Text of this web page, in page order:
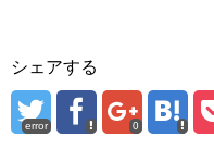
シェアする
error 0